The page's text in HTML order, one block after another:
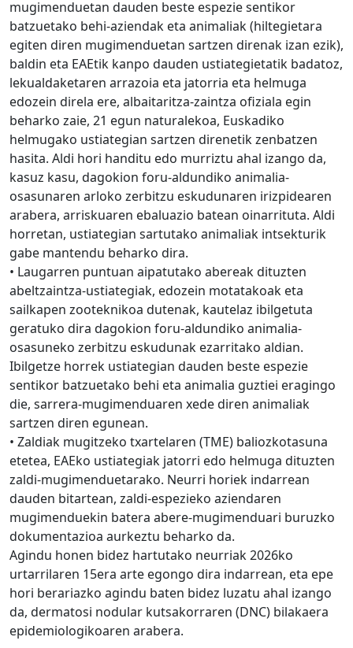
mugimenduetan dauden beste espezie sentikor
batzuetako behi-aziendak eta animaliak (hiltegietara
egiten diren mugimenduetan sartzen direnak izan ezik),
baldin eta EAEtik kanpo dauden ustiategietatik badatoz,
lekualdaketaren arrazoia eta jatorria eta helmuga
edozein direla ere, albaitaritza-zaintza ofiziala egin
beharko zaie, 21 egun naturalekoa, Euskadiko
helmugako ustiategian sartzen direnetik zenbatzen
hasita. Aldi hori handitu edo murriztu ahal izango da,
kasuz kasu, dagokion foru-aldundiko animalia-
osasunaren arloko zerbitzu eskudunaren irizpidearen
arabera, arriskuaren ebaluazio batean oinarrituta. Aldi
horretan, ustiategian sartutako animaliak intsekturik
gabe mantendu beharko dira.
• Laugarren puntuan aipatutako abereak dituzten
abeltzaintza-ustiategiak, edozein motatakoak eta
sailkapen zooteknikoa dutenak, kautelaz ibilgetuta
geratuko dira dagokion foru-aldundiko animalia-
osasuneko zerbitzu eskudunak ezarritako aldian.
Ibilgetze horrek ustiategian dauden beste espezie
sentikor batzuetako behi eta animalia guztiei eragingo
die, sarrera-mugimenduaren xede diren animaliak
sartzen diren egunean.
• Zaldiak mugitzeko txartelaren (TME) baliozkotasuna
etetea, EAEko ustiategiak jatorri edo helmuga dituzten
zaldi-mugimenduetarako. Neurri horiek indarrean
dauden bitartean, zaldi-espezieko aziendaren
mugimenduekin batera abere-mugimenduari buruzko
dokumentazioa aurkeztu beharko da.
Agindu honen bidez hartutako neurriak 2026ko
urtarrilaren 15era arte egongo dira indarrean, eta epe
hori berariazko agindu baten bidez luzatu ahal izango
da, dermatosi nodular kutsakorraren (DNC) bilakaera
epidemiologikoaren arabera.